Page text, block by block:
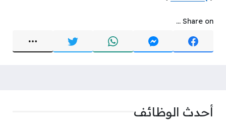
Share on ...
أحدث الوظائف